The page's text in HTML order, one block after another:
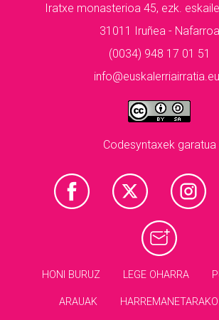
Iratxe monasterioa 45, ezk.
31011 Iruñea - Nafarroa
(0034) 948 17 01 51
Codesyntaxek garatua
HONI BURUZ LEGE OHARRA
ARAUAK HARREMANETARAKO